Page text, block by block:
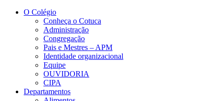
Conteúdo principal
O Colégio
Conheça o Cotuca
Administração
Congregação
Pais e Mestres – APM
Identidade organizacional
Equipe
OUVIDORIA
CIPA
Departamentos